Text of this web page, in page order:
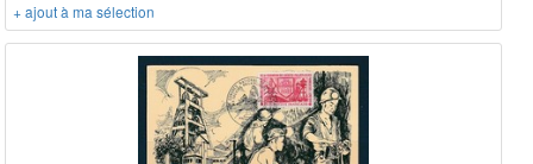
+ ajout à ma sélection